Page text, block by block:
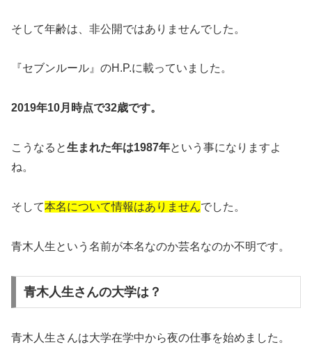
そして年齢は、非公開ではありませんでした。
『セブンルール』のH.P.に載っていました。
2019年10月時点で32歳です。
こうなると生まれた年は1987年という事になりますよ
ね。
そして本名について情報はありませんでした。
青木人生という名前が本名なのか芸名なのか不明です。
青木人生さんの大学は？
青木人生さんは大学在学中から夜の仕事を始めました。